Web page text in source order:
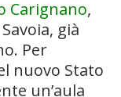
Carignano,
già
Per
nuovo Stato
un’aula